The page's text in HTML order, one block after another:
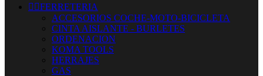
 FERRETERIA
ACCESORIOS COCHE-MOTO-BICICLETA
CINTA AISLANTE - BURLETES
ORDENACION
KOMA TOOLS
HERRAJES
GAS